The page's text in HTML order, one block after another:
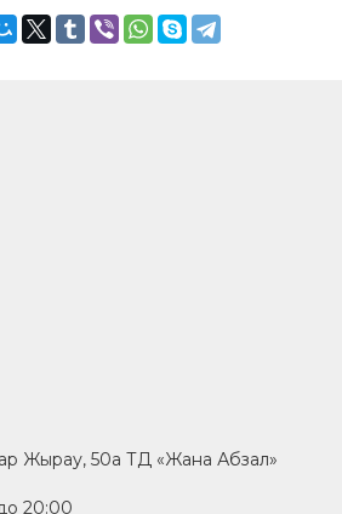
Жырау, 50а ТД «Жана Абзал»
20:00